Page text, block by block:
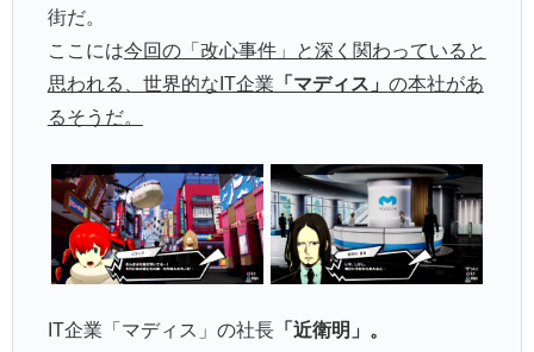
街だ。
ここには今回の「改心事件」と深く関わっていると
思われる、世界的なIT企業 「マディス」 の本社があ
るそうだ。
IT企業「マディス」の社長「近衛明」。